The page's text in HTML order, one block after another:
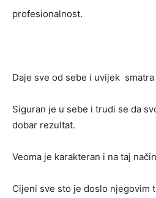
profesionalnost.
Daje sve od sebe i uvijek
Siguran je u sebe i trudi se da
dobar rezultat.
Veoma je karakteran i na taj
Cijeni sve sto je doslo njegovim